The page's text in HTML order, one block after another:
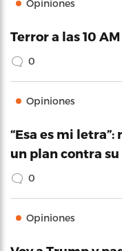
Opiniones
Terror a las 10 AM
0
Opiniones
“Esa es mi
un plan contra su
0
Opiniones